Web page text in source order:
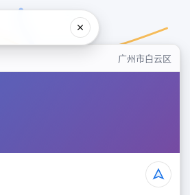
广州市白云区